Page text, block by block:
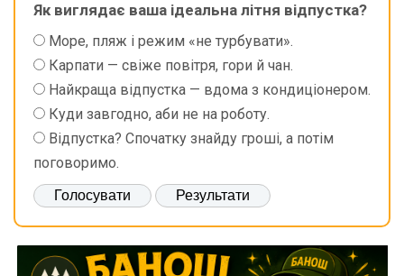
Як виглядає ваша ідеальна літня відпустка?
Море, пляж і режим «не турбувати».
Карпати — свіже повітря, гори й чан.
Найкраща відпустка — вдома з кондиціонером.
Куди завгодно, аби не на роботу.
Відпустка? Спочатку знайду гроші, а потім
поговоримо.